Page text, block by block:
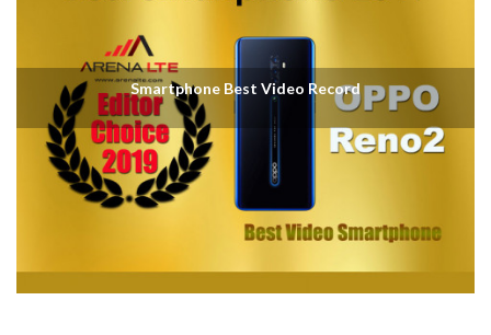
Smartphone Best Video Record